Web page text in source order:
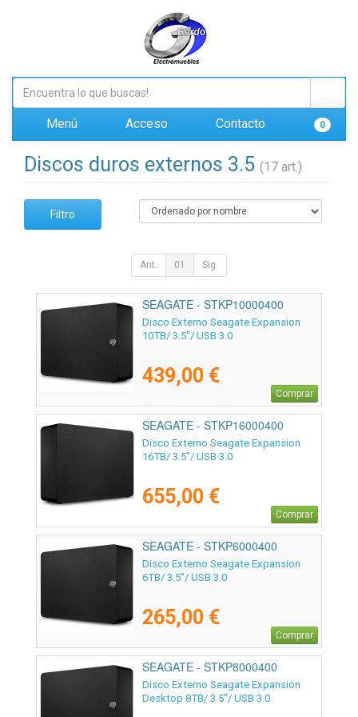
Menú Acceso Contacto 0
Discos duros externos 3.5 (17 art.)
Filtro
Ant. 01 Sig.
SEAGATE - STKP10000400
Disco Externo Seagate Expansion
10TB/ 3.5"/ USB 3.0
439,00 €
Comprar
SEAGATE - STKP16000400
Disco Externo Seagate Expansion
16TB/ 3.5"/ USB 3.0
655,00 €
Comprar
SEAGATE - STKP6000400
Disco Externo Seagate Expansion
6TB/ 3.5"/ USB 3.0
265,00 €
Comprar
SEAGATE - STKP8000400
Disco Externo Seagate Expansion
Desktop 8TB/ 3.5"/ USB 3.0